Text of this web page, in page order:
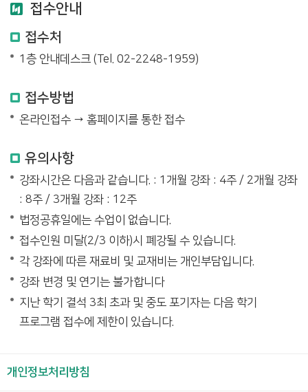
접수안내
접수처
1층 안내데스크 (Tel. 02-2248-1959)
접수방법
온라인접수 → 홈페이지를 통한 접수
유의사항
강좌시간은 다음과 같습니다. : 1개월 강좌 : 4주 / 2개월 강좌
: 8주 / 3개월 강좌 : 12주
법정공휴일에는 수업이 없습니다.
접수인원 미달(2/3 이하)시 폐강될 수 있습니다.
각 강좌에 따른 재료비 및 교재비는 개인부담입니다.
강좌 변경 및 연기는 불가합니다
지난 학기 결석 3최 초과 및 중도 포기자는 다음 학기
프로그램 접수에 제한이 있습니다.
개인정보처리방침